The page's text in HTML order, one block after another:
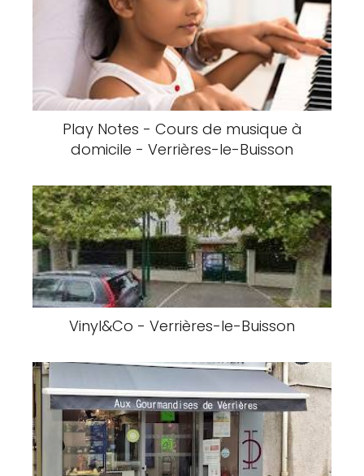
Play Notes - Cours de musique à
domicile - Verrières-le-Buisson
Vinyl&Co - Verrières-le-Buisson